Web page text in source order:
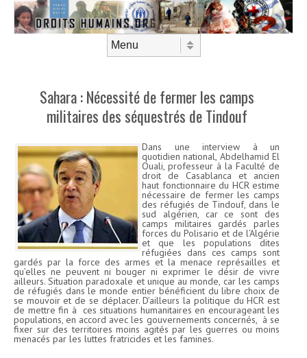
Sahara : Nécessité de fermer les camps
militaires des séquestrés de Tindouf
Dans une interview à un
quotidien national, Abdelhamid El
Ouali, professeur à la Faculté de
droit de Casablanca et ancien
haut fonctionnaire du HCR estime
nécessaire de fermer les camps
des réfugiés de Tindouf, dans le
sud algérien, car ce sont des
camps militaires gardés parles
forces du Polisario et de l’Algérie
et que les populations dites
réfugiées dans ces camps sont
gardés par la force des armes et la menace représailles et
qu’elles ne peuvent ni bouger ni exprimer le désir de vivre
ailleurs. Situation paradoxale et unique au monde, car les camps
de réfugiés dans le monde entier bénéficient du libre choix de
se mouvoir et de se déplacer. D’ailleurs la politique du HCR est
de mettre fin à ces situations humanitaires en encourageant les
populations, en accord avec les gouvernements concernés, à se
fixer sur des territoires moins agités par les guerres ou moins
menacés par les luttes fratricides et les famines.